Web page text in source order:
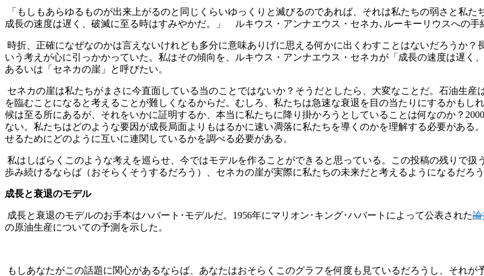
「もしもあらゆるものが出来上がるのと同じくらいゆっくりと滅びるのであれば、それは私たちの弱さと私
成長の速度は遅く、破滅に至る時はすみやかだ。」 ルキウス・アンナエウス・セネカ､ルーキーリウスへの
時折、正確になぜなのかは言えないけれども多分に意味ありげに思える何かに出くわすことはないだろうか
いう考えが心に引っかかっていた。私はその傾向を、ルキウス・アンナエウス・セネカが「成長の速度は遅く
あるいは「セネカの崖」と呼びたい。
セネカの崖は私たちがまさに今直面している当のことではないか？そうだとしたら、大変なことだ。石油生
を臨むことになると考えることが難しくなるからだ。むしろ、私たちは急速な衰退を目の当たりにするかも
候は至る所にあるが、それをいかに証明するか、本当に私たちに降り掛かろうとしていることは何なのか？
ない。私たちはどのような要因が成長局面よりもはるかに速い凋落に私たちを導くのかを理解する必要がある
せるためにどのように互いに連関しているかを調べる必要がある。
私はしばらくこのような考えを巡らせ、今ではモデルを作ることができると思っている。この投稿の残りで
歩み続けるならば（おそらくそうするだろう）、セネカの崖が実際に私たちの未来だと考えるようになるだろ
成長と衰退のモデル
成長と衰退のモデルのお手本はハバート･モデルだ。1956年にマリオン･キング･ハバートによって公表された論
の原油生産についての予測を示した。
もしあなたがこの話題に関心があるならば、あなたはおそらくこのグラフを何度も見ているだろうし、それ